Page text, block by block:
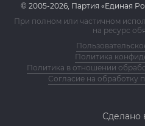
© 2005-2026, Партия «Единая
При полном или частичном
на ресурс
Политика
Политика в отношении
Согласие на обработку
Сделано